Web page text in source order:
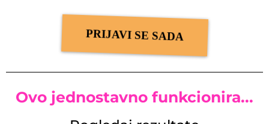
PRIJAVI SE SADA
Ovo jednostavno funkcionira...